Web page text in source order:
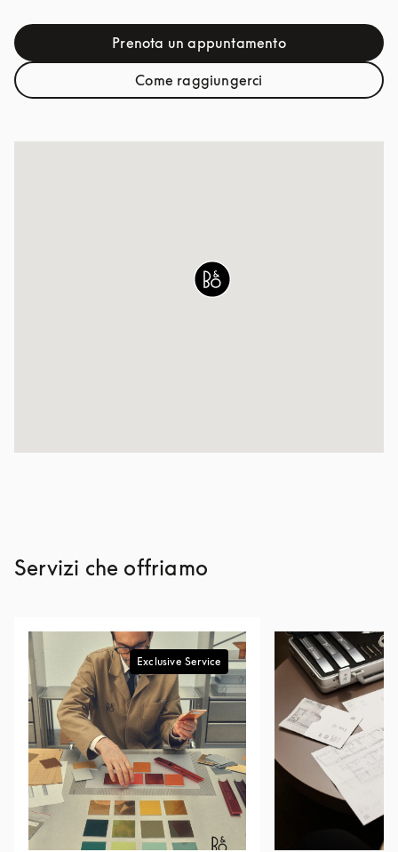
Prenota un appuntamento
Link Opens in New Tab
Come raggiungerciLink Opens in New Tab
Servizi che offriamo
Exclusive Service